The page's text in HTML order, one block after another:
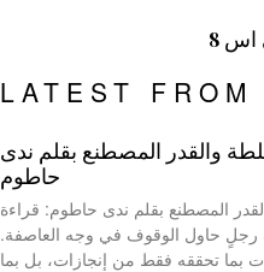
8
LATEST FROM
والقدر المصطنع بقلم ندى
حاطوم
المصطنع بقلم ندى حاطوم: قراءة
رجلٍ حاول الوقوف في وجه العاصفة.
بما تحققه فقط من إنجازات، بل بما